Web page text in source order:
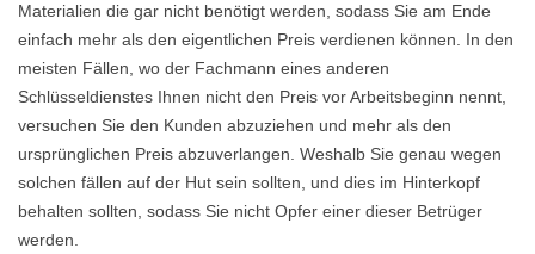
Materialien die gar nicht benötigt werden, sodass Sie am Ende
einfach mehr als den eigentlichen Preis verdienen können. In den
meisten Fällen, wo der Fachmann eines anderen
Schlüsseldienstes Ihnen nicht den Preis vor Arbeitsbeginn nennt,
versuchen Sie den Kunden abzuziehen und mehr als den
ursprünglichen Preis abzuverlangen. Weshalb Sie genau wegen
solchen fällen auf der Hut sein sollten, und dies im Hinterkopf
behalten sollten, sodass Sie nicht Opfer einer dieser Betrüger
werden.